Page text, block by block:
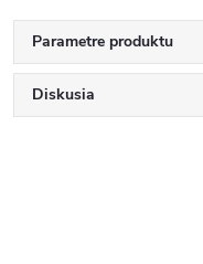
Parametre produktu
Diskusia